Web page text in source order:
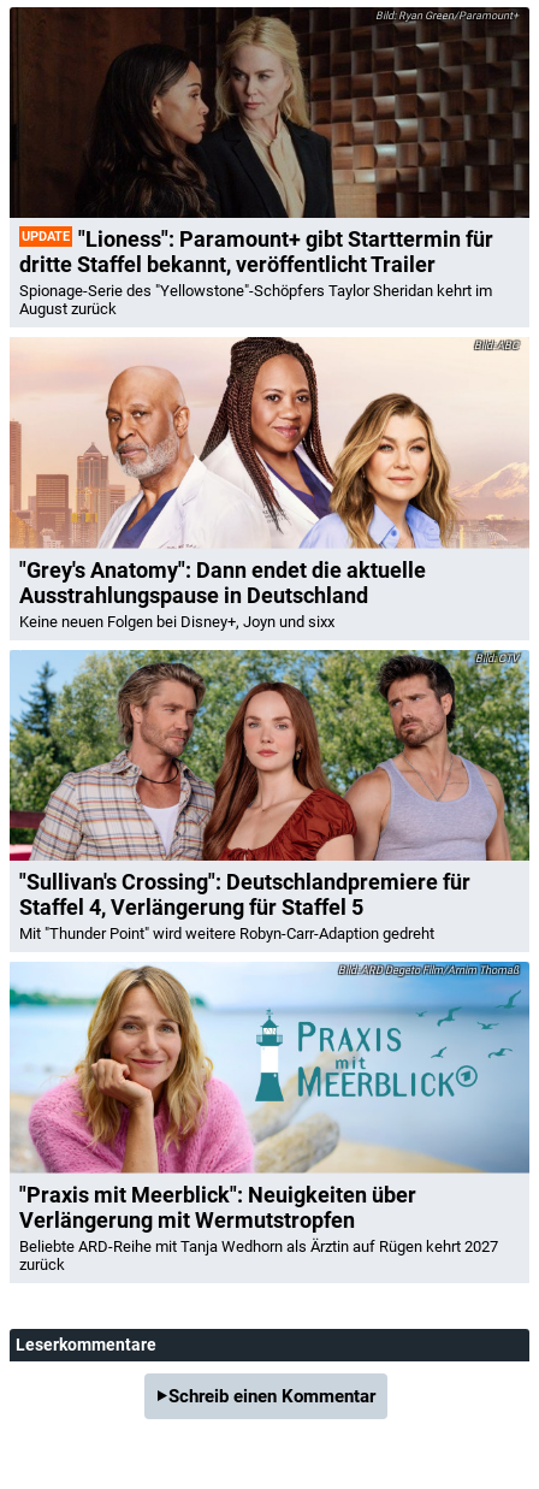
Ryan Green/Paramount+
UPDATE "Lioness": Paramount+ gibt Starttermin für
dritte Staffel bekannt, veröffentlicht Trailer
Spionage-Serie des "Yellowstone"-Schöpfers Taylor Sheridan kehrt im
August zurück
ABC
"Grey's Anatomy": Dann endet die aktuelle
Ausstrahlungspause in Deutschland
Keine neuen Folgen bei Disney+, Joyn und sixx
CTV
"Sullivan's Crossing": Deutschlandpremiere für
Staffel 4, Verlängerung für Staffel 5
Mit "Thunder Point" wird weitere Robyn-Carr-Adaption gedreht
ARD Degeto Film/Arnim Thomaß
"Praxis mit Meerblick": Neuigkeiten über
Verlängerung mit Wermutstropfen
Beliebte ARD-Reihe mit Tanja Wedhorn als Ärztin auf Rügen kehrt 2027
zurück
Leserkommentare
Schreib einen Kommentar